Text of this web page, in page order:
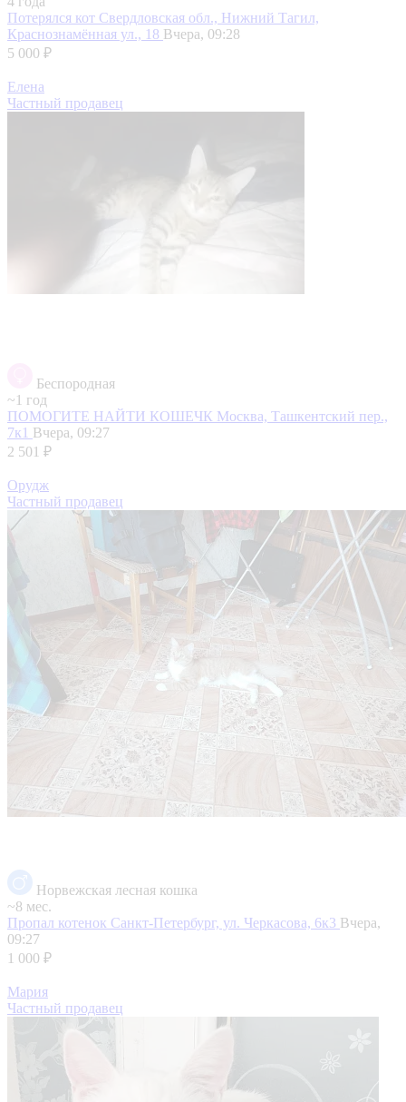
Потерялся кот Свердловская обл., Нижний Тагил,
Краснознамённая ул., 18 Вчера, 09:28
5 000 ₽
Елена
Частный продавец
Беспородная
~1 год
ПОМОГИТЕ НАЙТИ КОШЕЧК Москва, Ташкентский пер.,
7к1 Вчера, 09:27
2 501 ₽
Орудж
Частный продавец
Норвежская лесная кошка
~8 мес.
Пропал котенок Санкт-Петербург, ул. Черкасова, 6к3 Вчера,
09:27
1 000 ₽
Мария
Частный продавец